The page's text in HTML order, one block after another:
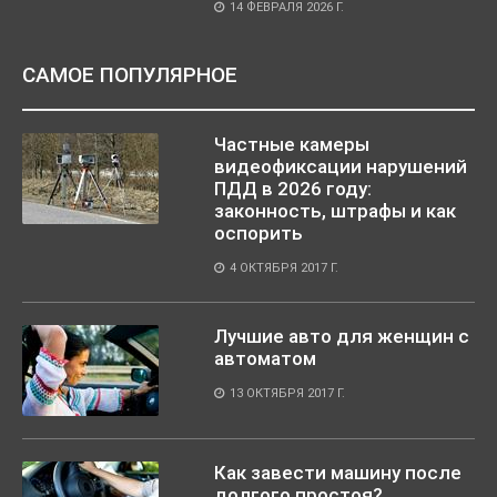
14 ФЕВРАЛЯ 2026 Г.
САМОЕ ПОПУЛЯРНОЕ
Частные камеры
видеофиксации нарушений
ПДД в 2026 году:
законность, штрафы и как
оспорить
4 ОКТЯБРЯ 2017 Г.
Лучшие авто для женщин с
автоматом
13 ОКТЯБРЯ 2017 Г.
Как завести машину после